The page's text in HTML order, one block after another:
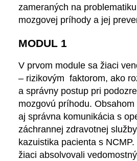
zameraných na
mozgovej príhody a jej
MODUL 1
V prvom module sa žiaci
– rizikovým faktorom, ako
a správny postup pri
mozgovú príhodu.
aj správna komunikácia s
záchrannej zdravotnej
kazuistika pacienta s
žiaci absolvovali